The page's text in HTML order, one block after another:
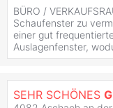
BÜRO /
Schaufenster zu
einer gut
Auslagenfenster,
SEHR SCHÖNES